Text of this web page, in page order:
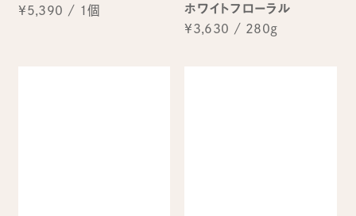
¥5,390 / 1個
ホワイトフローラル
¥3,630 / 280g